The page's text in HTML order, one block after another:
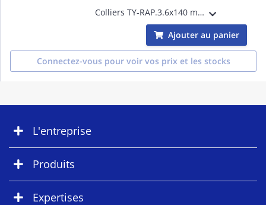
Colliers TY-RAP.3.6x140 mm 180N.Polyamide6.6 Blanc
Ajouter au panier
Connectez-vous pour voir vos prix et les stocks
L'entreprise
Produits
Expertises